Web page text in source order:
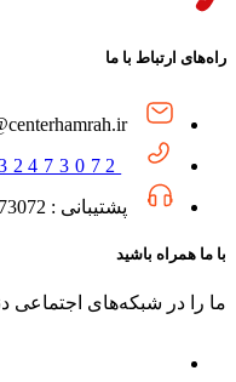
راه‌های ارتباط با ما
پشتیبانی : 03432473072 از ساعت 8 الی 16
با ما همراه باشید
ما را در شبکه‌های اجتماعی